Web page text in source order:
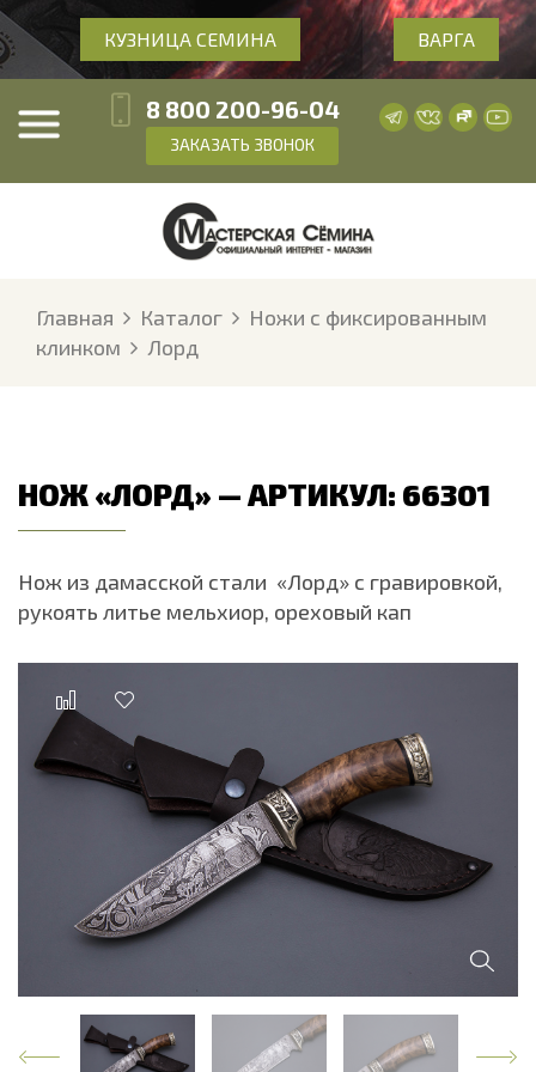
КУЗНИЦА СЕМИНА ВАРГА
8 800 200-96-04
ЗАКАЗАТЬ ЗВОНОК
Главная Каталог
Ножи с фиксированным
клинком
Лорд
НОЖ «ЛОРД» — АРТИКУЛ: 66301
Нож из дамасской стали «Лорд» с гравировкой,
рукоять литье мельхиор, ореховый кап